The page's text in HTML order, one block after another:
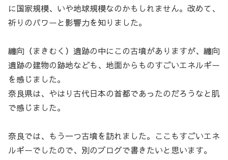
に国家規模、いや地球規模なのかもしれません。改めて、
祈りのパワーと影響力を知りました。
纏向（まきむく）遺跡の中にこの古墳がありますが、纏向
遺跡の建物の跡地なども、地面からものすごいエネルギー
を感じました。
奈良県は、やはり古代日本の首都であったのだろうなと肌
で感じました。
奈良では、もう一つ古墳を訪れました。ここもすごいエネ
ルギーでしたので、別のブログで書きたいと思います。